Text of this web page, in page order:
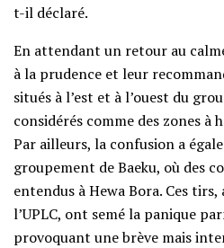
t-il déclaré.
En attendant un retour au
à la prudence et leur
situés à l’est et à l’ouest du
considérés comme des zones à
Par ailleurs, la confusion a
groupement de Baeku, où des
entendus à Hewa Bora. Ces
l’UPLC, ont semé la panique
provoquant une brève mais